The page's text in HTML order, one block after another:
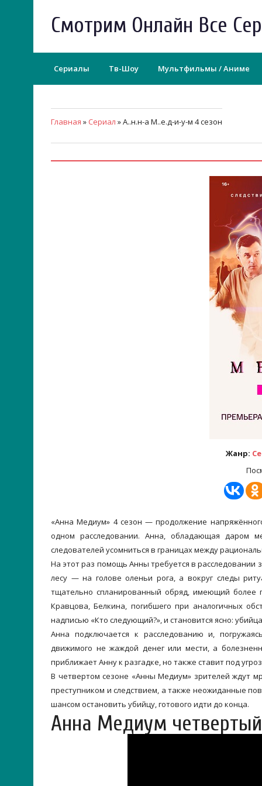
Смотрим Онлайн Все
Сериалы Тв-Шоу Мультфильмы / Аниме
Главная » Сериал » А..н.н-а М..е.д-и-у-м 4 сезон
Жанр:
«Анна Медиум» 4 сезон — продолжение
одном расследовании. Анна, обладающая даром
следователей усомниться в границах между
На этот раз помощь Анны требуется в расследовании
лесу — на голове оленьи рога, а вокруг следы
тщательно спланированный обряд, имеющий более
Кравцова, Белкина, погибшего при аналогичных
надписью «Кто следующий?», и становится ясно:
Анна подключается к расследованию и,
движимого не жаждой денег или мести, а
приближает Анну к разгадке, но также ставит под
В четвертом сезоне «Анны Медиум» зрителей ждут
преступником и следствием, а также неожиданные
шансом остановить убийцу, готового идти до конца.
Анна Медиум